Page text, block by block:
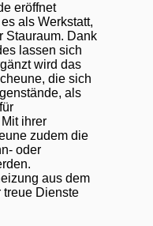
eröffnet
als Werkstatt,
Stauraum. Dank
lassen sich
wird das
die sich
als
ihrer
zudem die
oder
aus dem
treue Dienste